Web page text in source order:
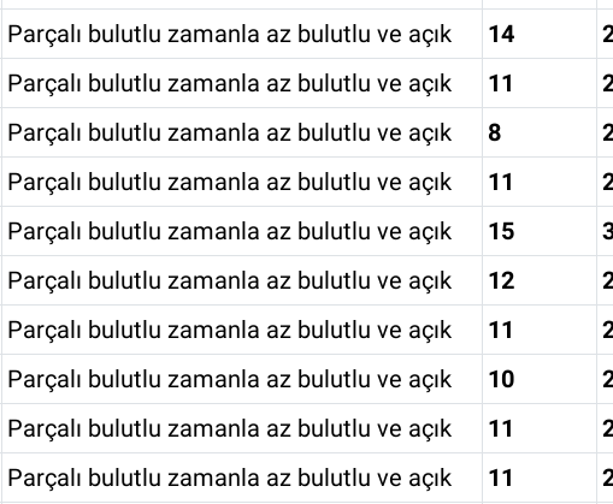
Parçalı bulutlu zamanla az bulutlu ve açık 14
Parçalı bulutlu zamanla az bulutlu ve açık 11
Parçalı bulutlu zamanla az bulutlu ve açık 8
Parçalı bulutlu zamanla az bulutlu ve açık 11
Parçalı bulutlu zamanla az bulutlu ve açık 15
Parçalı bulutlu zamanla az bulutlu ve açık 12
Parçalı bulutlu zamanla az bulutlu ve açık 11
Parçalı bulutlu zamanla az bulutlu ve açık 10
Parçalı bulutlu zamanla az bulutlu ve açık 11
Parçalı bulutlu zamanla az bulutlu ve açık 11